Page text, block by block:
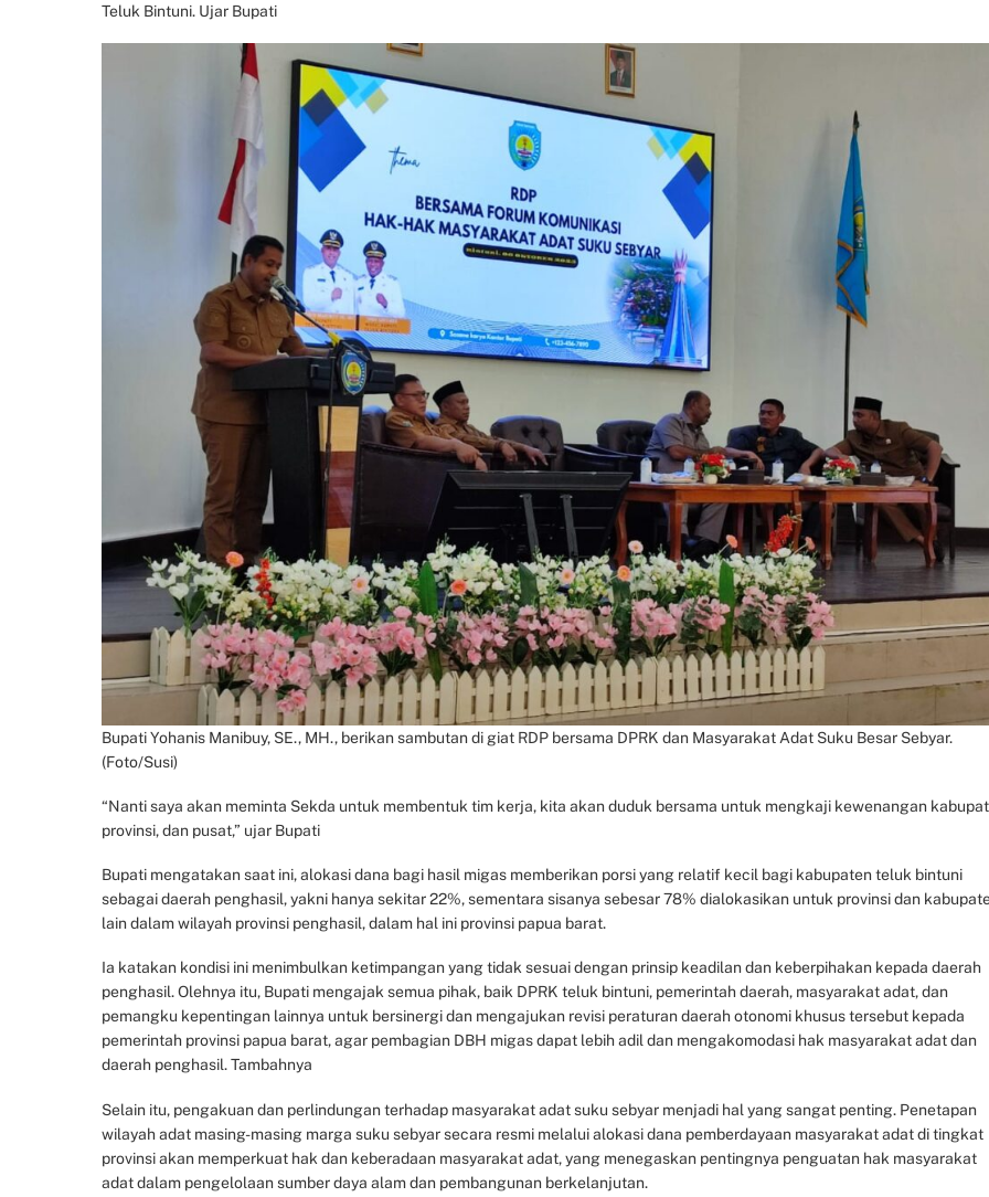
Teluk Bintuni. Ujar Bupati
Bupati Yohanis Manibuy, SE., MH., berikan sambutan di giat RDP bersama DPRK dan Masyarakat Adat Suku Besar Sebyar.
(Foto/Susi)
“Nanti saya akan meminta Sekda untuk membentuk tim kerja, kita akan duduk bersama untuk mengkaji kewenangan
provinsi, dan pusat,” ujar Bupati
Bupati mengatakan saat ini, alokasi dana bagi hasil migas memberikan porsi yang relatif kecil bagi kabupaten teluk bintuni
sebagai daerah penghasil, yakni hanya sekitar 22%, sementara sisanya sebesar 78% dialokasikan untuk provinsi dan
lain dalam wilayah provinsi penghasil, dalam hal ini provinsi papua barat.
Ia katakan kondisi ini menimbulkan ketimpangan yang tidak sesuai dengan prinsip keadilan dan keberpihakan kepada daerah
penghasil. Olehnya itu, Bupati mengajak semua pihak, baik DPRK teluk bintuni, pemerintah daerah, masyarakat adat, dan
pemangku kepentingan lainnya untuk bersinergi dan mengajukan revisi peraturan daerah otonomi khusus tersebut kepada
pemerintah provinsi papua barat, agar pembagian DBH migas dapat lebih adil dan mengakomodasi hak masyarakat adat dan
daerah penghasil. Tambahnya
Selain itu, pengakuan dan perlindungan terhadap masyarakat adat suku sebyar menjadi hal yang sangat penting. Penetapan
wilayah adat masing-masing marga suku sebyar secara resmi melalui alokasi dana pemberdayaan masyarakat adat di tingkat
provinsi akan memperkuat hak dan keberadaan masyarakat adat, yang menegaskan pentingnya penguatan hak masyarakat
adat dalam pengelolaan sumber daya alam dan pembangunan berkelanjutan.